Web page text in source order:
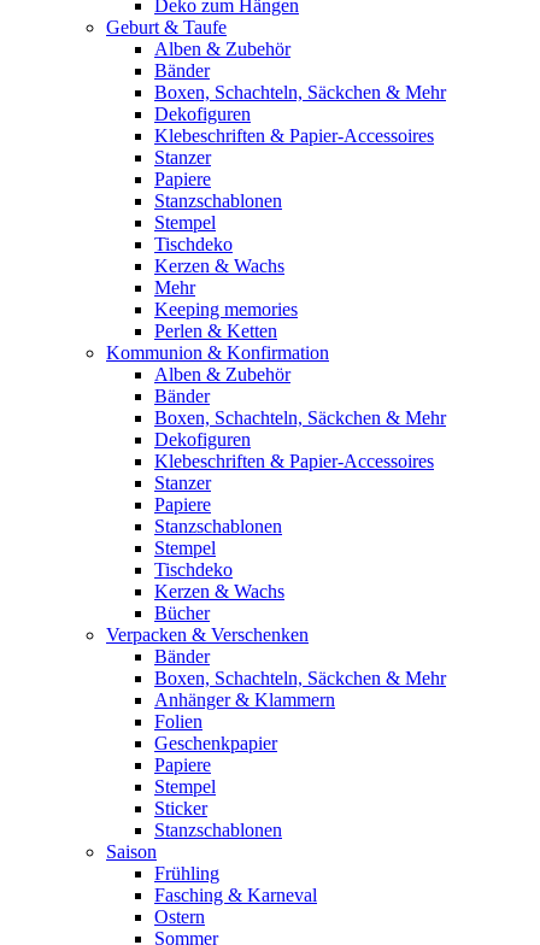
Deko zum Hängen
Geburt & Taufe
Alben & Zubehör
Bänder
Boxen, Schachteln, Säckchen & Mehr
Dekofiguren
Klebeschriften & Papier-Accessoires
Stanzer
Papiere
Stanzschablonen
Stempel
Tischdeko
Kerzen & Wachs
Mehr
Keeping memories
Perlen & Ketten
Kommunion & Konfirmation
Alben & Zubehör
Bänder
Boxen, Schachteln, Säckchen & Mehr
Dekofiguren
Klebeschriften & Papier-Accessoires
Stanzer
Papiere
Stanzschablonen
Stempel
Tischdeko
Kerzen & Wachs
Bücher
Verpacken & Verschenken
Bänder
Boxen, Schachteln, Säckchen & Mehr
Anhänger & Klammern
Folien
Geschenkpapier
Papiere
Stempel
Sticker
Stanzschablonen
Saison
Frühling
Fasching & Karneval
Ostern
Sommer